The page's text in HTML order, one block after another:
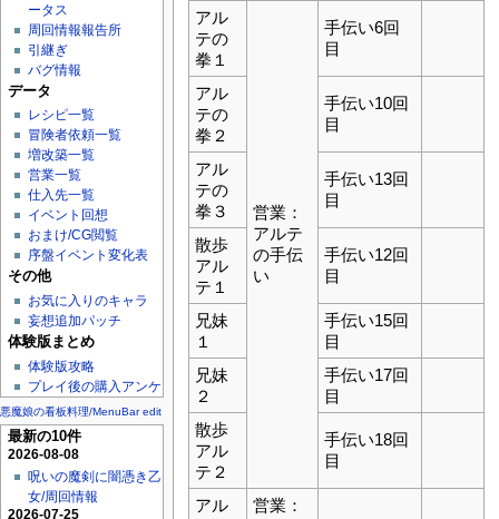
ータス
周回情報報告所
引継ぎ
バグ情報
データ
レシピ一覧
冒険者依頼一覧
増改築一覧
営業一覧
仕入先一覧
イベント回想
おまけ/CG閲覧
序盤イベント変化表
その他
お気に入りのキャラ
妄想追加パッチ
体験版まとめ
体験版攻略
プレイ後の購入アンケ
悪魔娘の看板料理/MenuBar edit
最新の10件
2026-08-08
呪いの魔剣に闇憑き乙
女/周回情報
2026-07-25
アル
テの
拳１
営業：
アルテ
の手伝
い
手伝い6回
目
アル
テの
拳２
手伝い10回
目
アル
テの
拳３
手伝い13回
目
散歩
アル
テ１
手伝い12回
目
兄妹
１
手伝い15回
目
兄妹
２
手伝い17回
目
散歩
アル
テ２
手伝い18回
目
アル
営業：